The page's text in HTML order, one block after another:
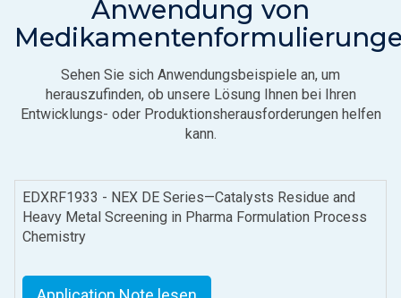
Anwendung von
Sehen Sie sich Anwendungsbeispiele an, um
herauszufinden, ob unsere Lösung Ihnen bei Ihren
Entwicklungs- oder Produktionsherausforderungen helfen
kann.
EDXRF1933 - NEX DE Series—Catalysts Residue and
Heavy Metal Screening in Pharma Formulation Process
Chemistry